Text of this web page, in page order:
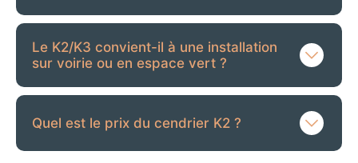
Le K2/K3 convient-il à une installation
sur voirie ou en espace vert ?
Quel est le prix du cendrier K2 ?